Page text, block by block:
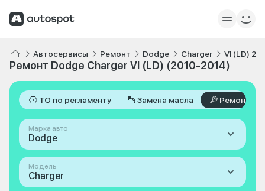
Автосервисы Ремонт Dodge Charger VI (LD)
Ремонт Dodge Charger VI (LD) (2010-2014)
ТО по регламенту Замена масла Ремонт
Марка авто
Dodge
Модель
Charger